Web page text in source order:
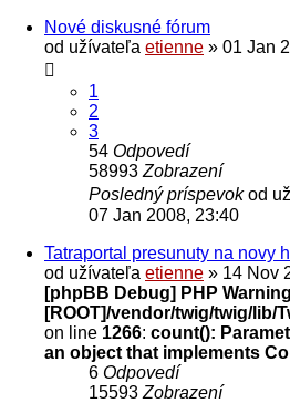
Nové diskusné fórum
od užívateľa etienne » 01 Jan
1
2
3
54 Odpovedí
58993 Zobrazení
Posledný príspevokod
07 Jan 2008, 23:40
Tatraportal presunuty na novy
od užívateľa etienne » 14 Nov
[phpBB Debug] PHP Warning
[ROOT]/vendor/twig/twig/lib/
on line 1266: count():
an object that implements
6 Odpovedí
15593 Zobrazení